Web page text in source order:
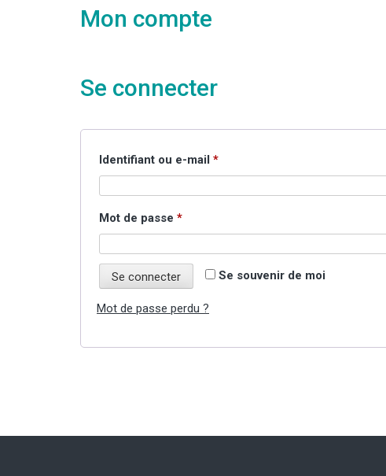
Mon compte
Se connecter
Identifiant ou e-mail *Obligatoire
Mot de passe *Obligatoire
Se souvenir de moi
Se connecter
Mot de passe perdu ?